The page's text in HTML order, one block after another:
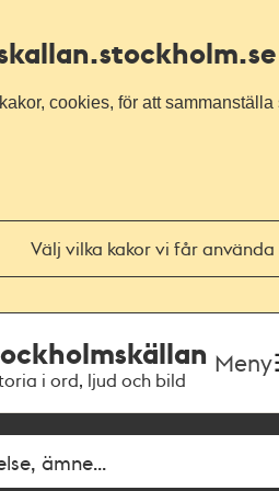
.stockholm.se
cookies, för att
Välj vilka kakor vi får använda
i ord, ljud och bild
Meny